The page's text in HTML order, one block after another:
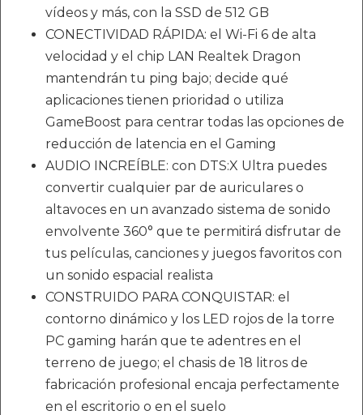
vídeos y más, con la SSD de 512 GB
CONECTIVIDAD RÁPIDA: el Wi-Fi 6 de alta
velocidad y el chip LAN Realtek Dragon
mantendrán tu ping bajo; decide qué
aplicaciones tienen prioridad o utiliza
GameBoost para centrar todas las opciones de
reducción de latencia en el Gaming
AUDIO INCREÍBLE: con DTS:X Ultra puedes
convertir cualquier par de auriculares o
altavoces en un avanzado sistema de sonido
envolvente 360° que te permitirá disfrutar de
tus películas, canciones y juegos favoritos con
un sonido espacial realista
CONSTRUIDO PARA CONQUISTAR: el
contorno dinámico y los LED rojos de la torre
PC gaming harán que te adentres en el
terreno de juego; el chasis de 18 litros de
fabricación profesional encaja perfectamente
en el escritorio o en el suelo